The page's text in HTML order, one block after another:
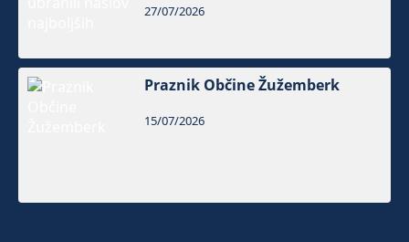
27/07/2026
Praznik Občine Žužemberk
15/07/2026